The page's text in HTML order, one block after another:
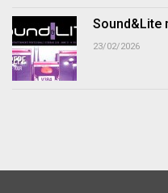
Sound&Lite
23/02/2026